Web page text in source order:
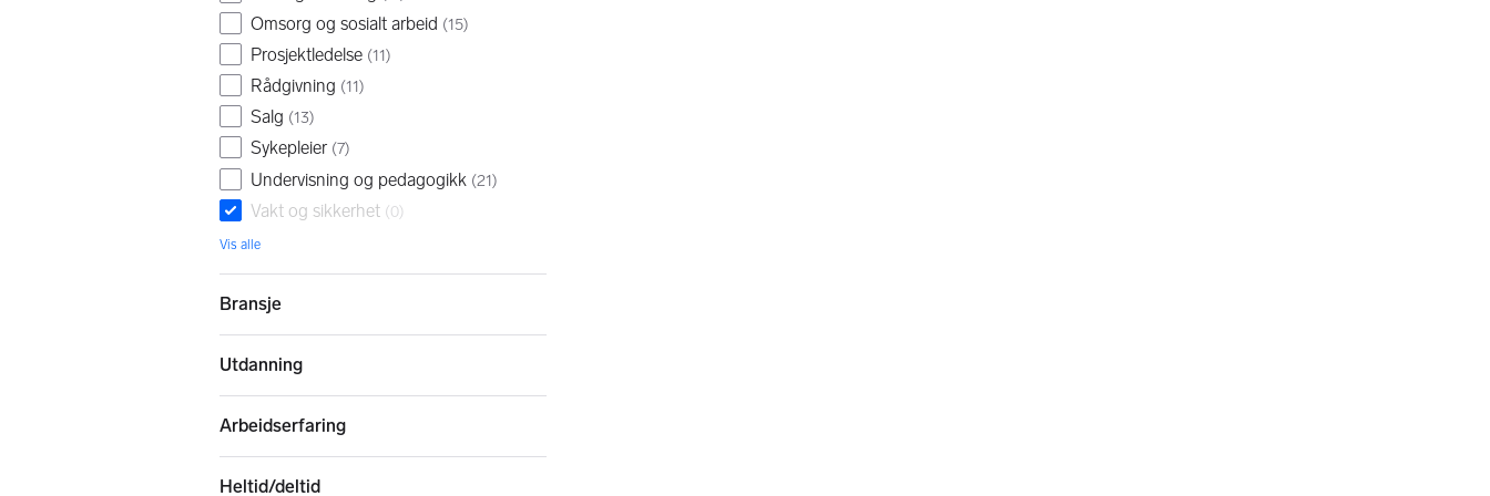
Omsorg og sosialt arbeid (15)
Prosjektledelse (11)
Rådgivning (11)
Salg (13)
Sykepleier (7)
Undervisning og pedagogikk (21)
Vakt og sikkerhet (0)
Vis alle
Bransje
Utdanning
Arbeidserfaring
Heltid/deltid